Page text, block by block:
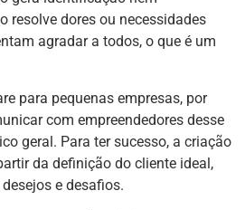
resolve dores ou necessidades
agradar a todos, o que é um
para pequenas empresas, por
com empreendedores desse
geral. Para ter sucesso, a criação
da definição do cliente ideal,
e desafios.